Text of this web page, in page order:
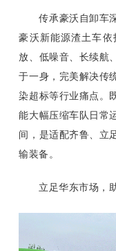
传承豪沃自卸车深
豪沃新能源渣土车
放、低噪音、长续航
于一身，完美解决传
染超标等行业痛点。
能大幅压缩车队日常
间，是适配齐鲁、立
输装备。
立足华东市场，助